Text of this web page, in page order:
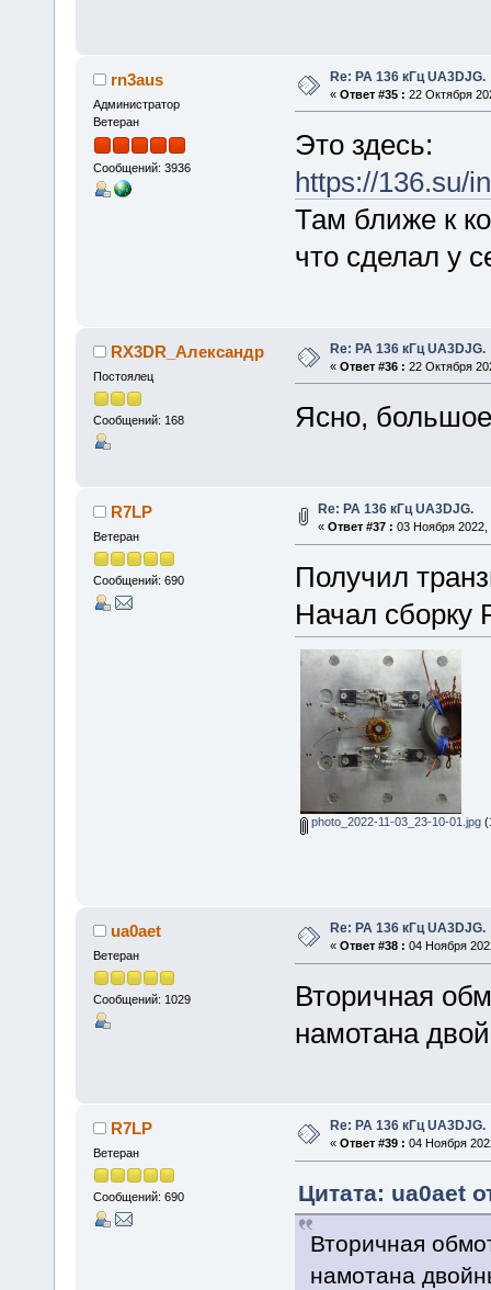
rn3aus
Администратор
Ветеран
Сообщений: 3936
Re: РА 136 кГц UA3DJG.
« Ответ #35 : 22 Октября
Это здесь:
https://136.su/
Там ближе к
что сделал у
RX3DR_Александр
Постоялец
Сообщений: 168
Re: РА 136 кГц UA3DJG.
« Ответ #36 : 22 Октября
Ясно,
R7LP
Ветеран
Сообщений: 690
Re: РА 136 кГц UA3DJG.
« Ответ #37 : 03 Ноября 2022,
Получил
Начал сборку
photo_2022-11-03_23-10-01.jpg
ua0aet
Ветеран
Сообщений: 1029
Re: РА 136 кГц UA3DJG.
« Ответ #38 : 04 Ноября
Вторичная
намотана
R7LP
Ветеран
Сообщений: 690
Re: РА 136 кГц UA3DJG.
« Ответ #39 : 04 Ноября
Цитата: ua0aet
Вторичная
намотана